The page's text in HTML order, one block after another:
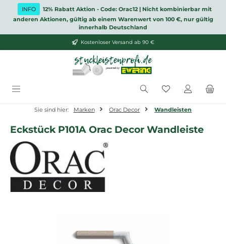
Zum Hauptinhalt springen
INFO
12% Rabatt Aktion - Code: Orac12 | Nicht kombinierbar mit
anderen Aktionen, gültig ab einem Warenwert von 100 €, nur gültig
innerhalb Deutschland
Kostenloser Versand ab 90 €
Du hast 0
Sie sind hier: Marken Orac Decor Wandleisten
Eckstück P101A Orac Decor Wandleiste